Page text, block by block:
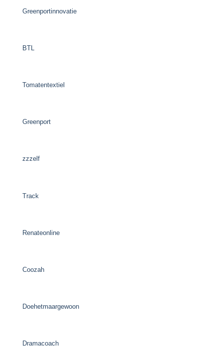
Greenportinnovatie
BTL
Tomatentextiel
Greenport
zzzelf
Track
Renateonline
Coozah
Doehetmaargewoon
Dramacoach